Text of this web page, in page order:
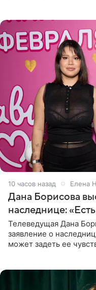
10 часов назад Елена
Дана Борисова
наследнице:
Телеведущая Дана
заявление о
может задеть ее